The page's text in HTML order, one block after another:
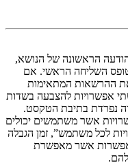
הראשונה של הנושא,
השליחה הראשי. אם
ההרשאות המתאימות
אפשרויות להצבעה בשדות
נפרדת בתיבת הטקסט.
אשר משתמשים יכולים
לכל משתמש”, זמן הגבלה
האפשרות אשר מאפשרת